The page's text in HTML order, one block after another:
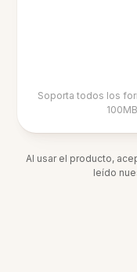
Soporta todos los
Al usar el producto,
leído